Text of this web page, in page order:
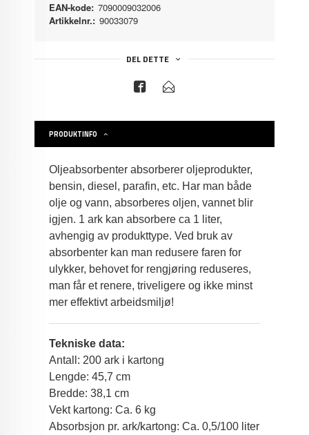
EAN-kode: 7090009032006
Artikkelnr.: 90033079
DEL DETTE
PRODUKTINFO
Oljeabsorbenter absorberer oljeprodukter,
bensin, diesel, parafin, etc. Har man både
olje og vann, absorberes oljen, vannet blir
igjen. 1 ark kan absorbere ca 1 liter,
avhengig av produkttype. Ved bruk av
absorbenter kan man redusere faren for
ulykker, behovet for rengjøring reduseres,
man får et renere, triveligere og ikke minst
mer effektivt arbeidsmiljø!
Tekniske data:
Antall: 200 ark i kartong
Lengde: 45,7 cm
Bredde: 38,1 cm
Vekt kartong: Ca. 6 kg
Absorbsjon pr. ark/kartong: Ca. 0,5/100 liter